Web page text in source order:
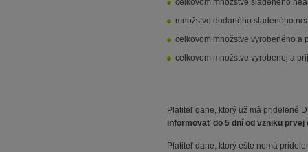
celkovom množstve sladeného
množstve dodaného sladeného
celkovom množstve vyrobeného a
celkovom množstve vyrobenej a
Platiteľ dane, ktorý už má pridelené
informovať do 5 dní od vzniku prvej
Platiteľ dane, ktorý ešte nemá